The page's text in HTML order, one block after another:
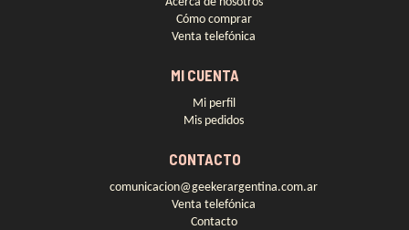
Cómo comprar
Venta telefónica
MI CUENTA
Mi perfil
Mis pedidos
CONTACTO
comunicacion@geekerargentina.com.ar
Venta telefónica
Contacto